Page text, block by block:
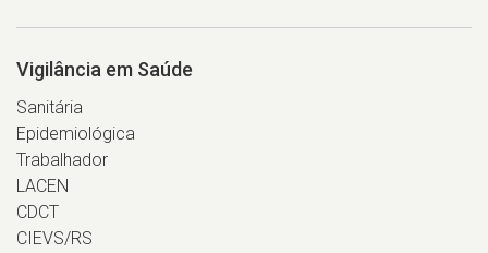
Vigilância em Saúde
Sanitária
Epidemiológica
Trabalhador
LACEN
CDCT
CIEVS/RS